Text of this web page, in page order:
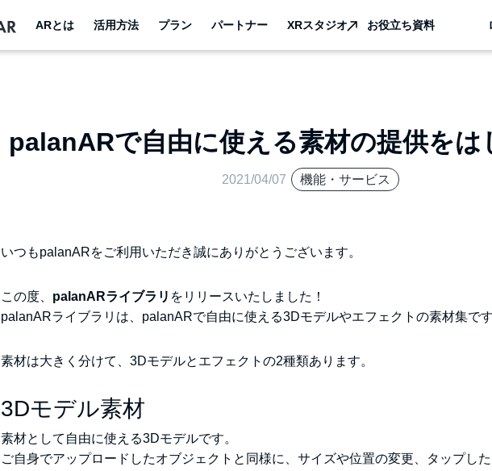
ARとは 活用方法 プラン パートナー XRスタジオ お役立ち資料
palanARで自由に使える素材の提供をは
2021/04/07 機能・サービス
いつもpalanARをご利用いただき誠にありがとうございます。
この度、 palanARライブラリ をリリースいたしました！
palanARライブラリは、palanARで自由に使える3Dモデルやエフェクトの素材集で
素材は大きく分けて、3Dモデルとエフェクトの2種類あります。
3Dモデル素材
素材として自由に使える3Dモデルです。
ご自身でアップロードしたオブジェクトと同様に、サイズや位置の変更、タップし